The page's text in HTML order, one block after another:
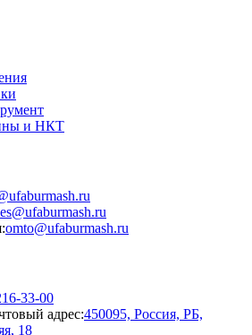
и НКТ
omto@ufaburmash.ru
адрес:450095, Россия, РБ,
18